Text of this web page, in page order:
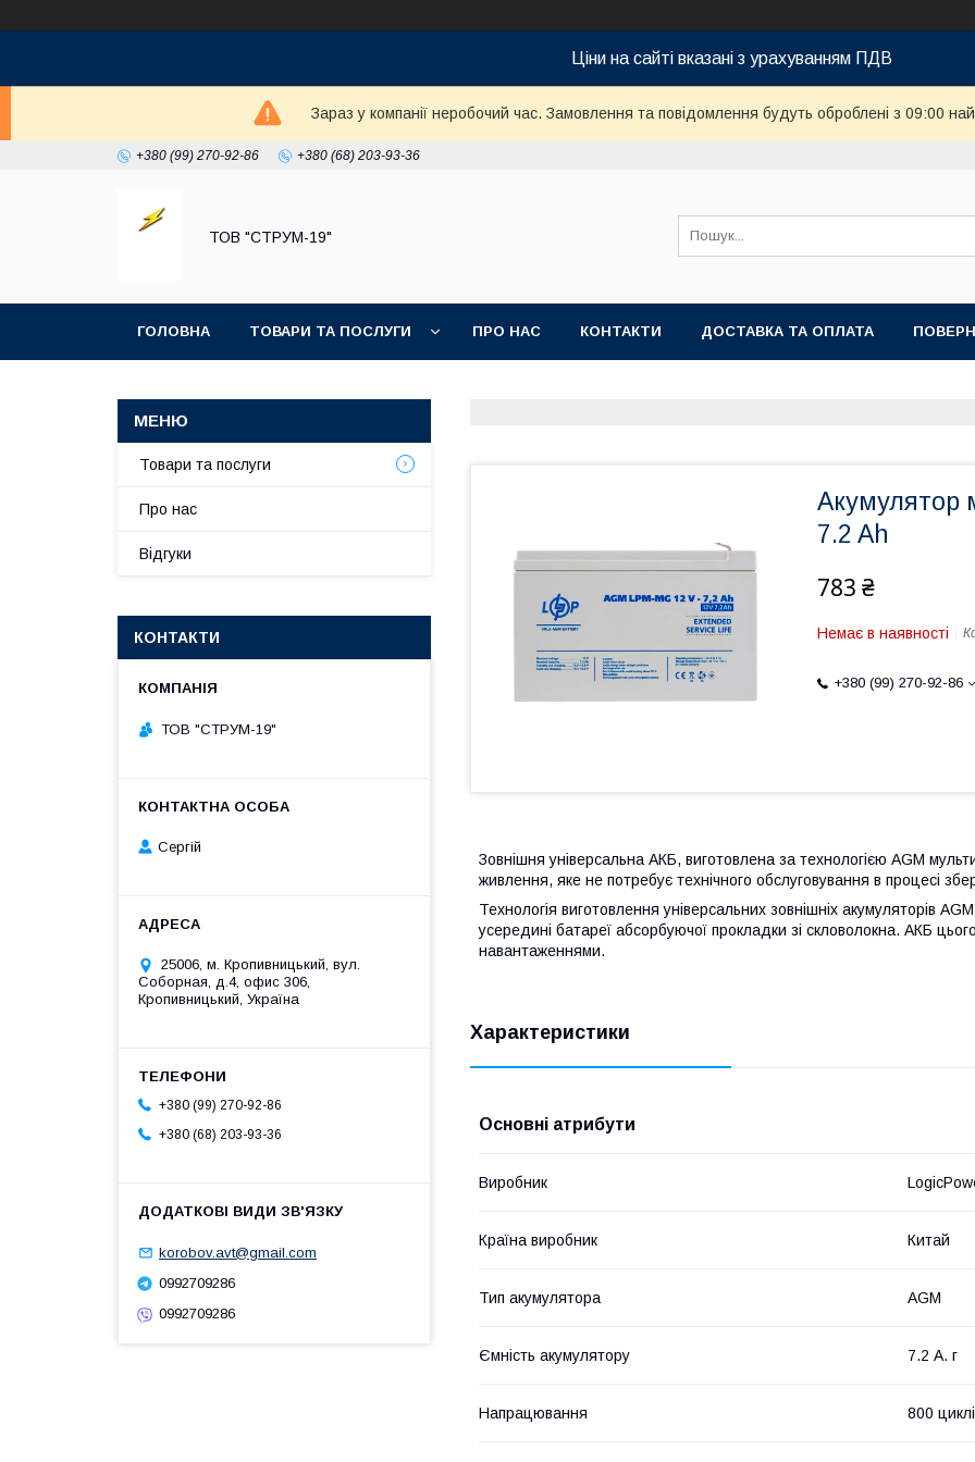
Ціни на сайті вказані з урахуванням ПДВ
Зараз у компанії неробочий час. Замовлення та повідомлення будуть оброблені з 09:00
+380 (99) 270-92-86 +380 (68) 203-93-36
ТОВ "СТРУМ-19"
ГОЛОВНА ТОВАРИ ТА ПОСЛУГИ ПРО НАС КОНТАКТИ ДОСТАВКА ТА ОПЛАТА
Акумулятор
7.2 Ah
783 ₴
Немає в наявності
+380 (99) 270-92-86
Зовнішня універсальна АКБ, виготовлена за технологією AGM
живлення, яке не потребує технічного обслуговування в процесі
Технологія виготовлення універсальних зовнішніх акумуляторів
усередині батареї абсорбуючої прокладки зі скловолокна. АКБ
навантаженнями.
Характеристики
Основні атрибути
Виробник
Країна виробник Китай
Тип акумулятора AGM
Ємність акумулятору 7.2 А. г
Напрацювання 800
Товари та послуги
Про нас
Відгуки
КОНТАКТИ
ТОВ "СТРУМ-19"
Сергій
25006, м. Кропивницький, вул.
Соборная, д.4, офис 306,
Кропивницький, Україна
+380 (99) 270-92-86
+380 (68) 203-93-36
korobov.avt@gmail.com
0992709286
0992709286